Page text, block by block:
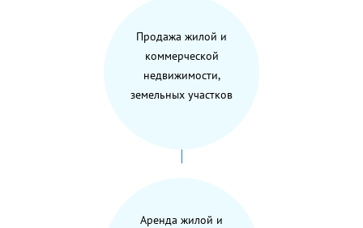
Продажа жилой и
коммерческой
недвижимости,
земельных участков
Аренда жилой и